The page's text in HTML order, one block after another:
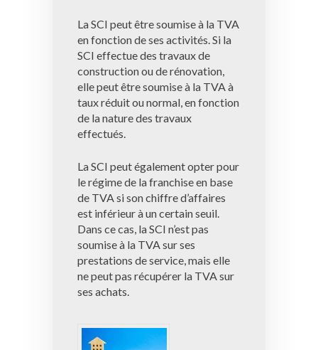
La SCI peut être soumise à la TVA
en fonction de ses activités. Si la
SCI effectue des travaux de
construction ou de rénovation,
elle peut être soumise à la TVA à
taux réduit ou normal, en fonction
de la nature des travaux
effectués.
La SCI peut également opter pour
le régime de la franchise en base
de TVA si son chiffre d’affaires
est inférieur à un certain seuil.
Dans ce cas, la SCI n’est pas
soumise à la TVA sur ses
prestations de service, mais elle
ne peut pas récupérer la TVA sur
ses achats.